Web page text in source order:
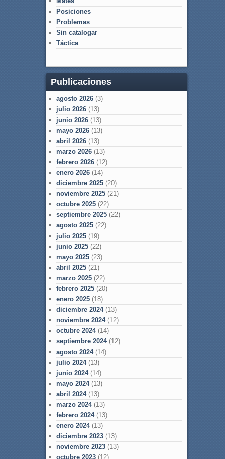
Posiciones
Problemas
Sin catalogar
Táctica
Publicaciones
agosto 2026(3)
julio 2026(13)
junio 2026(13)
mayo 2026(13)
abril 2026(13)
marzo 2026(13)
febrero 2026(12)
enero 2026(14)
diciembre 2025(20)
noviembre 2025(21)
octubre 2025(22)
septiembre 2025(22)
agosto 2025(22)
julio 2025(19)
junio 2025(22)
mayo 2025(23)
abril 2025(21)
marzo 2025(22)
febrero 2025(20)
enero 2025(18)
diciembre 2024(13)
noviembre 2024(12)
octubre 2024(14)
septiembre 2024(12)
agosto 2024(14)
julio 2024(13)
junio 2024(14)
mayo 2024(13)
abril 2024(13)
marzo 2024(13)
febrero 2024(13)
enero 2024(13)
diciembre 2023(13)
noviembre 2023(13)
octubre 2023(12)